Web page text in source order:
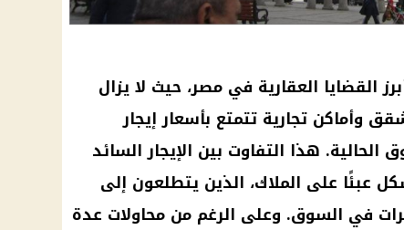
القضايا العقارية في مصر، حيث لا يزال
وأماكن تجارية تتمتع بأسعار إيجار
هذا التفاوت بين الإيجار السائد
عبئًا على الملاك، الذين يتطلعون إلى
في السوق. وعلى الرغم من محاولات عدة